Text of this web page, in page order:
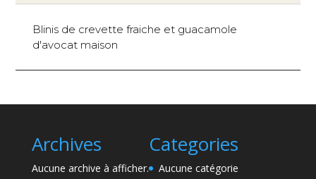
et
guacamole
d'avocat
24
Blinis de crevette fraiche et guacamole
d'avocat maison
Archives
Aucune archive à afficher.
Categories
Aucune catégorie